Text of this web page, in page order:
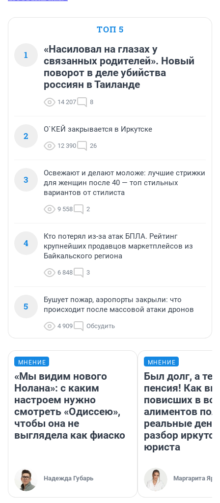
ТОП 5
1
«Насиловал на глазах у
связанных родителей». Новый
поворот в деле убийства
россиян в Таиланде
14 207 8
2
О`КЕЙ закрывается в Иркутске
12 390 26
3
Освежают и делают моложе: лучшие стрижки
для женщин после 40 — топ стильных
вариантов от стилиста
9 558 2
4
Кто потерял из-за атак БПЛА. Рейтинг
крупнейших продавцов маркетплейсов из
Байкальского региона
6 848 3
5
Бушует пожар, аэропорты закрыли: что
происходит после массовой атаки дронов
4 909 Обсудить
МНЕНИЕ
«Мы видим нового
Нолана»: с каким
настроем нужно
смотреть «Одиссею»,
чтобы она не
выглядела как фиаско
Надежда Губарь
МНЕНИЕ
Был долг, а
пенсия! Как
повисших в
алиментов
реальные
разбор
юриста
Маргарита